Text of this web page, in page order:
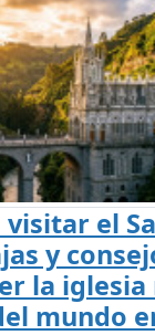
visitar el
y
la iglesia
mundo